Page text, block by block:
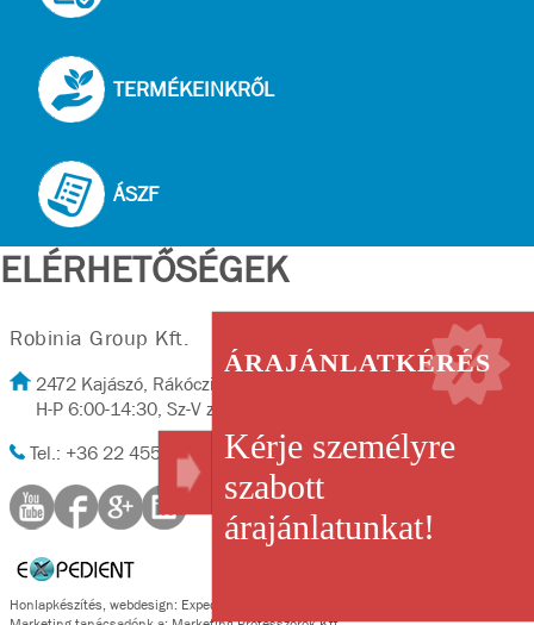
ÁRAJÁNLATKÉRÉS
Kérje személyre
szabott
árajánlatunkat!
TERMÉKEINKRŐL
ÁSZF
ELÉRHETŐSÉGEK
Robinia Group Kft.
2472 Kajászó, Rákóczi út 2/A
H-P 6:00-14:30, Sz-V zárva
Tel.: +36 22 455-702, Fax: +36 22 455-702
Honlapkészítés,webdesign: Expedient